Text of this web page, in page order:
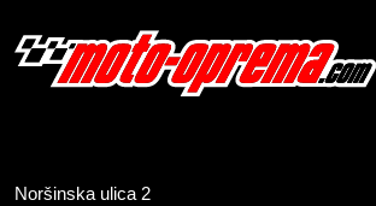
Noršinska ulica 2